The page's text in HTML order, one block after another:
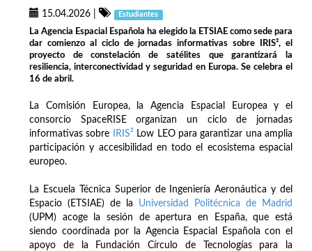
15.04.2026 Estudiantes
La Agencia Espacial Española ha elegido la ETSIAE como sede para
dar comienzo al ciclo de jornadas informativas sobre IRIS², el
proyecto de constelación de satélites que garantizará la
resiliencia, interconectividad y seguridad en Europa. Se celebra el
16 de abril.
La Comisión Europea, la Agencia Espacial Europea y el
consorcio SpaceRISE organizan un ciclo de jornadas
informativas sobre
IRIS² Low LEO para garantizar una amplia
participación y accesibilidad en todo el ecosistema espacial
europeo.
La Escuela Técnica Superior de Ingeniería Aeronáutica y del
Espacio (ETSIAE) de la Universidad Politécnica de Madrid
(UPM) acoge la sesión de apertura en España, que está
siendo coordinada por la Agencia Espacial Española con el
apoyo de la Fundación Círculo de Tecnologías para la